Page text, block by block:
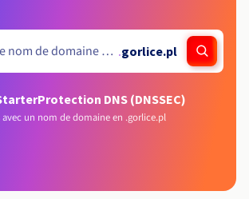
.gorlice.pl
Protection DNS (DNSSEC)
avec un nom de domaine en .gorlice.pl